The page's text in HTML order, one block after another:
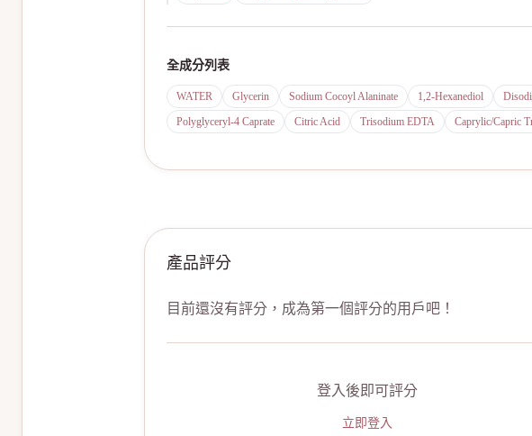
全成分列表
WATER Glycerin Sodium Cocoyl Alaninate 1,2-Hexanediol
Polyglyceryl-4 Caprate
Citric Acid Trisodium EDTA Caprylic/Capric
產品評分
目前還沒有評分，成為第一個評分的用戶吧！
登入後即可評分
立即登入